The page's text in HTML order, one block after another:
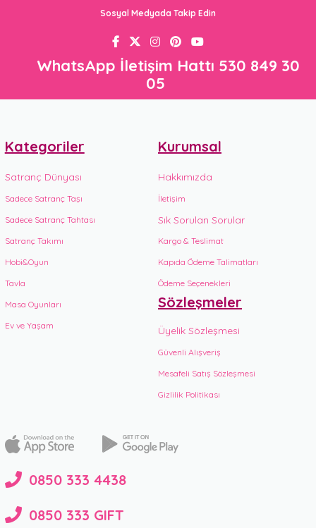
Sosyal Medyada Takip Edin
WhatsApp İletişim Hattı 530 849 30
05
Kategoriler
Satranç Dünyası
Sadece Satranç Taşı
Sadece Satranç Tahtası
Satranç Takımı
Hobi&Oyun
Tavla
Masa Oyunları
Ev ve Yaşam
Kurumsal
Hakkımızda
İletişim
Sık Sorulan Sorular
Kargo & Teslimat
Kapıda Ödeme Talimatları
Ödeme Seçenekleri
Sözleşmeler
Üyelik Sözleşmesi
Güvenli Alışveriş
Mesafeli Satış Sözleşmesi
Gizlilik Politikası
0850 333 4438
0850 333 GIFT